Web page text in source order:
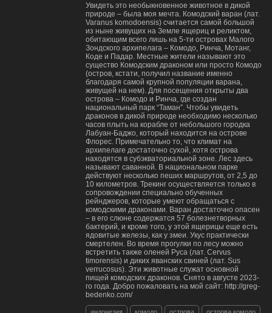
Увидеть это необыкновенное животное в дикой
природе – была моя мечта. Комодский варан (лат.
Varanus komodoensis) считается самой большой
из ныне живущих на Земле ящериц и реликтом,
обитающим всего лишь на 5-ти островах Малого
Зондского архипелага – Комодо, Ринча, Мотанг,
Коде и Падар. Местные жители называют это
существо Комодским драконом или просто Комодо
(остров, кстати, получил название именно
благодаря самой крупной популяции варана,
живущей на нем). Для посещения открыты два
острова – Комодо и Ринча, где создан
национальный парк “Таман”. Чтобы увидеть
драконов в дикой природе необходимо несколько
часов плыть на корабле от небольшого городка
Лабуан-Баджо, который находится на острове
Флорес. Примечательно то, что климат на
архипелаге достаточно сухой, хотя острова
находятся в субэкваториальной зоне. Лес здесь
называют саванной. В национальном парке
действуют несколько пеших маршрутов, от 2,5 до
10 километров. Трекинг осуществляется только в
сопровождении специально обученных
рейнджеров, которые умеют обращаться с
комодскими драконами. Варан достаточно опасен
– в его слюне содержатся 57 болезнетворных
бактерий, и кроме того, у этой ящерицы еще есть
ядовитые железы, как у змеи. Укус практически
смертелен. Во время прогулки по лесу можно
встретить также оленей Руса (лат. Cervus
timorensis) и диких яванских свиней (лат. Sus
verrucosus). Эти животные служат основной
пищей комодских драконов. Cнято в августе 2023-
го года. Добро пожаловать на мой сайт: http://greg-
bedenko.com/